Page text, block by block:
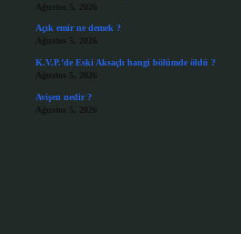
Ağustos 5, 2026
Açık emir ne demek ?
Ağustos 5, 2026
K.V.P.’de Eski Aksaçlı hangi bölümde öldü ?
Ağustos 5, 2026
Avişen nedir ?
Ağustos 5, 2026